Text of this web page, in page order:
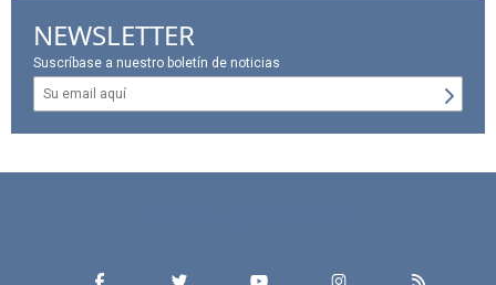
NEWSLETTER
Suscríbase a nuestro boletín de noticias